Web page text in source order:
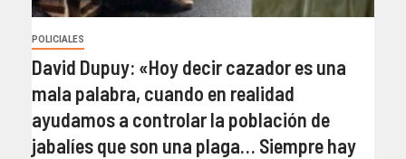
POLICIALES
David Dupuy: «Hoy decir cazador es una
mala palabra, cuando en realidad
ayudamos a controlar la población de
jabalíes que son una plaga… Siempre hay